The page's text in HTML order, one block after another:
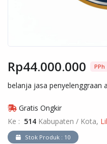
Rp44.000.000 PPh
belanja jasa penyelenggraan
Gratis Ongkir
Ke : 514 Kabupaten / Kota,
Stok Produk : 10